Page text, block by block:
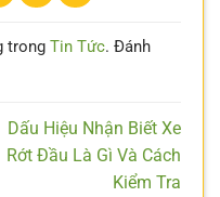
trong Tin Tức. Đánh
Dấu Hiệu Nhận Biết Xe
Rớt Đầu Là Gì Và Cách
Kiểm Tra